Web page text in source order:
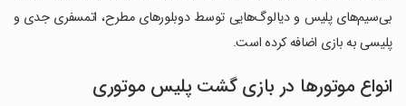
بی‌سیم‌های پلیس و دیالوگ‌هایی توسط دوبلورهای مطرح، اتمسفری جدی و
پلیسی به بازی اضافه کرده است.
انواع موتورها در بازی گشت پلیس موتوری